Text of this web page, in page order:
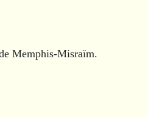
Memphis-Misraïm.